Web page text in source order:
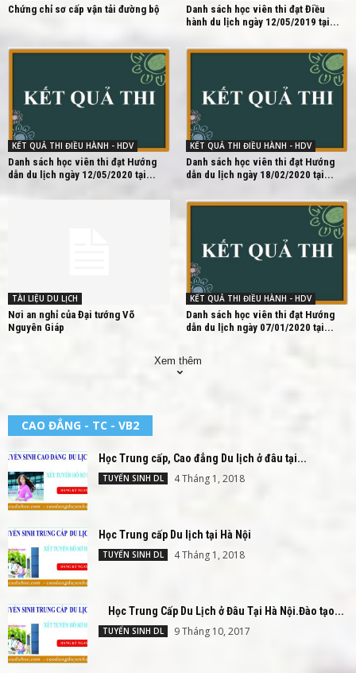
Chứng chỉ sơ cấp vận tải đường bộ
Danh sách học viên thi đạt Điều
hành du lịch ngày 12/05/2019 tại...
KẾT QUẢ THI ĐIỀU HÀNH - HDV
Danh sách học viên thi đạt Hướng
dẫn du lịch ngày 12/05/2020 tại...
KẾT QUẢ THI ĐIỀU HÀNH - HDV
Danh sách học viên thi đạt Hướng
dẫn du lịch ngày 18/02/2020 tại...
TÀI LIỆU DU LỊCH
Nơi an nghỉ của Đại tướng Võ
Nguyên Giáp
KẾT QUẢ THI ĐIỀU HÀNH - HDV
Danh sách học viên thi đạt Hướng
dẫn du lịch ngày 07/01/2020 tại...
Xem thêm
CAO ĐẲNG - TC - VB2
Học Trung cấp, Cao đẳng Du lịch ở đâu tại...
TUYỂN SINH DL 4 Tháng 1, 2018
Học Trung cấp Du lịch tại Hà Nội
TUYỂN SINH DL 4 Tháng 1, 2018
Học Trung Cấp Du Lịch ở Đâu Tại Hà Nội.Đào tạo...
TUYỂN SINH DL 9 Tháng 10, 2017